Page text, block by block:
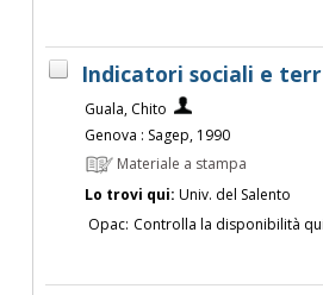
Indicatori sociali e
Guala, Chito
Genova : Sagep, 1990
Materiale a stampa
Lo trovi qui: Univ. del Salento
Opac: Controlla la disponibilità